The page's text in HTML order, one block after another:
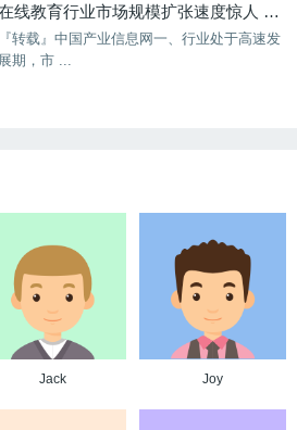
在线教育行业市场规模扩张速度惊人 2020年政策推动教育信息化市场规模扩大
『转载』中国产业信息网一、行业处于高速发
展期，市 ...
Jack Joy